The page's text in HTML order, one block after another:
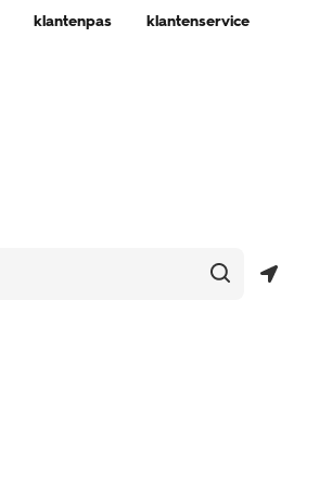
klantenpas klantenservice